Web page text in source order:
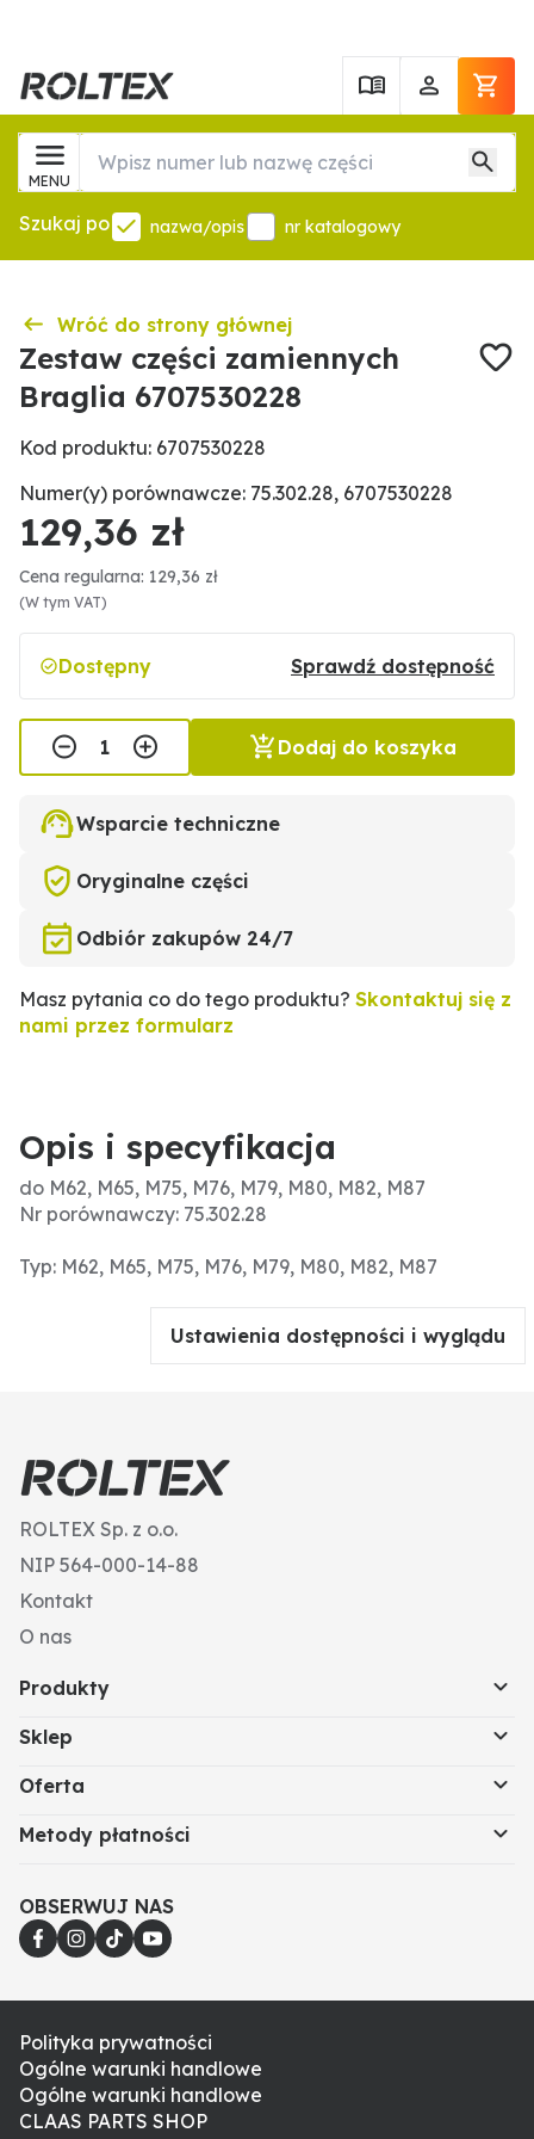
MENU
Szukaj po nazwa/opis nr katalogowy
Wróć do strony głównej
Zestaw części zamiennych
Braglia 6707530228
Kod produktu: 6707530228
Numer(y) porównawcze: 75.302.28, 6707530228
129,36 zł
Cena regularna: 129,36 zł
(W tym VAT)
Dostępny Sprawdź dostępność
Dodaj do koszyka
Wsparcie techniczne
Oryginalne części
Odbiór zakupów 24/7
Masz pytania co do tego produktu? Skontaktuj się z
nami przez formularz
Opis i specyfikacja
do M62, M65, M75, M76, M79, M80, M82, M87
Nr porównawczy: 75.302.28
Typ: M62, M65, M75, M76, M79, M80, M82, M87
Ustawienia dostępności i wyglądu
ROLTEX Sp. z o.o.
NIP 564-000-14-88
Kontakt
O nas
Produkty
Sklep
Oferta
Metody płatności
OBSERWUJ NAS
Polityka prywatności
Ogólne warunki handlowe
Ogólne warunki handlowe
CLAAS PARTS SHOP